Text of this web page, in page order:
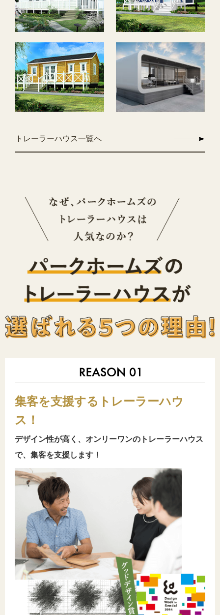
トレーラーハウス一覧へ
集客を支援するトレーラーハウ
ス！
デザイン性が高く、オンリーワンのトレーラーハウス
で、集客を支援します！